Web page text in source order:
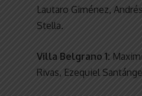
Lautaro Giménez,
Stella.
Villa Belgrano 1:
Rivas, Ezequiel